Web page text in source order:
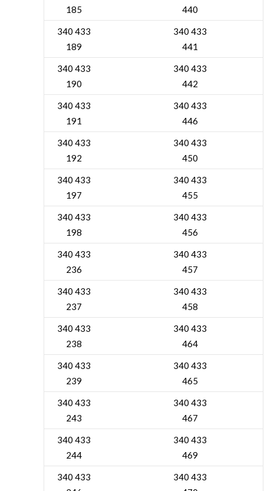
185
440
340 433
189
340 433
441
340 433
190
340 433
442
340 433
191
340 433
446
340 433
192
340 433
450
340 433
197
340 433
455
340 433
198
340 433
456
340 433
236
340 433
457
340 433
237
340 433
458
340 433
238
340 433
464
340 433
239
340 433
465
340 433
243
340 433
467
340 433
244
340 433
469
340 433
340 433